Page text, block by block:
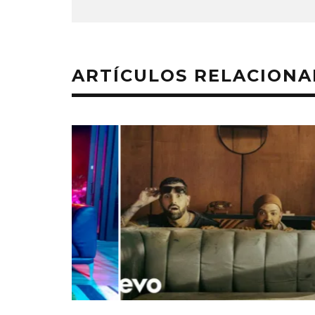
ARTÍCULOS